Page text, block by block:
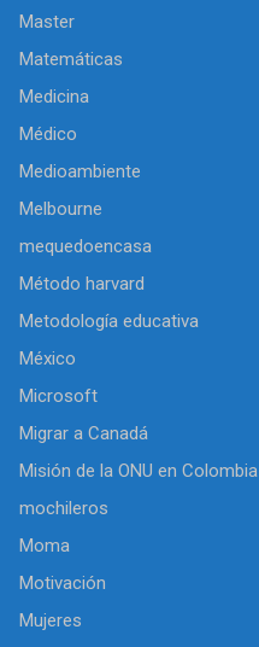
Master
Matemáticas
Medicina
Médico
Medioambiente
Melbourne
mequedoencasa
Método harvard
Metodología educativa
México
Microsoft
Migrar a Canadá
Misión de la ONU en Colombia
mochileros
Moma
Motivación
Mujeres